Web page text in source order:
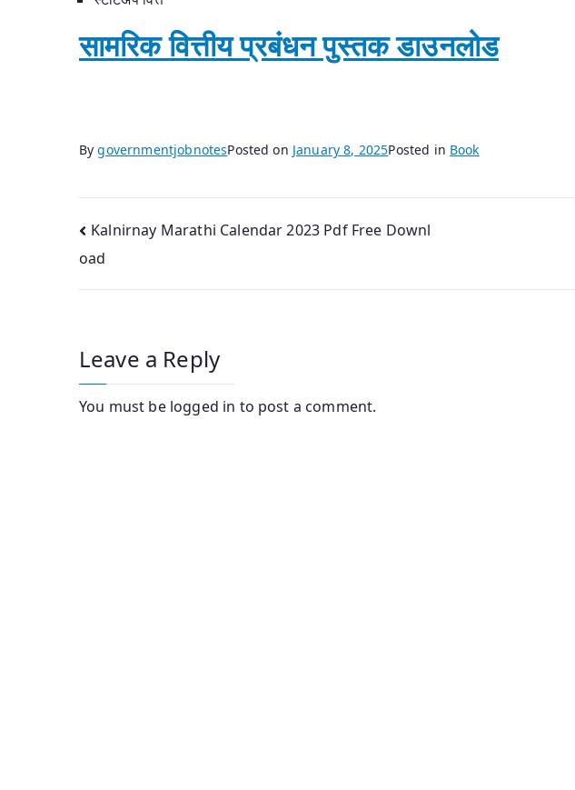
सामरिक वित्तीय प्रबंधन पुस्तक डाउनलोड
BygovernmentjobnotesPosted on January 8, 2025Posted in Book
Post
navigation
Kalnirnay Marathi Calendar 2023 Pdf Free Downl
oad
Leave a Reply
You must be logged in to post a comment.